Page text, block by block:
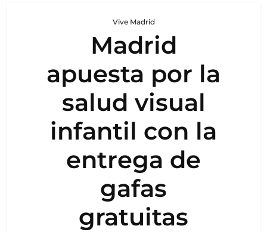
Vive Madrid
Madrid
apuesta por la
salud visual
infantil con la
entrega de
gafas
gratuitas